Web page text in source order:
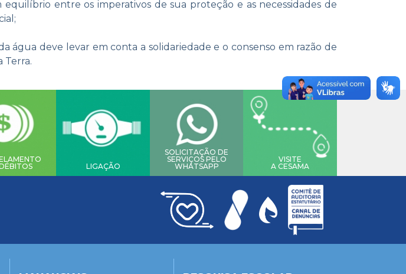
entre os imperativos de sua proteção e as necessidades de
água deve levar em conta a solidariedade e o consenso em razão de
Terra.
LIGAÇÃO
SOLICITAÇÃO DE
SERVIÇOS PELO
WHATSAPP
VISITE
A CESAMA